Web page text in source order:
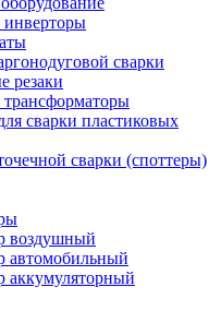
сварки
резаки
сварки пластиковых
сварки (споттеры)
воздушный
автомобильный
аккумуляторный